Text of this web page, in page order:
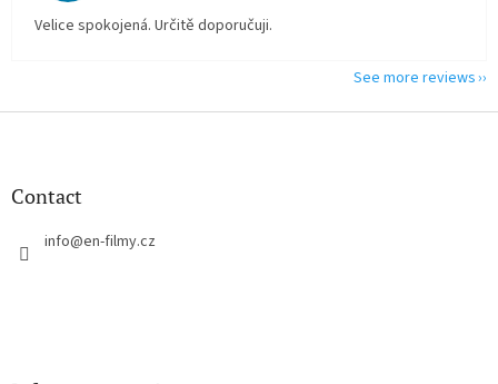
Velice spokojená. Určitě doporučuji.
See more reviews
F
Contact
info@en-filmy.cz